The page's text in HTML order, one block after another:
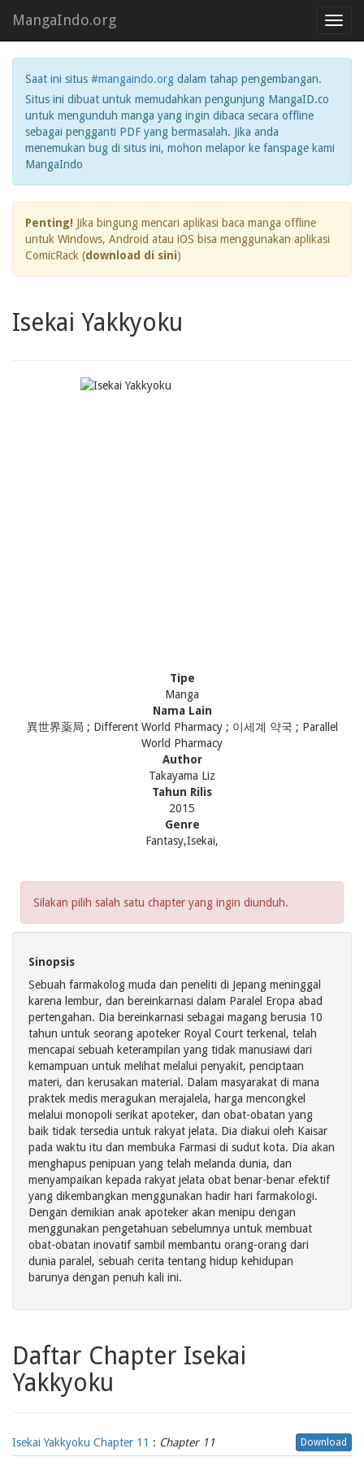
MangaIndo.org
Saat ini situs #mangaindo.org dalam tahap pengembangan.
Situs ini dibuat untuk memudahkan pengunjung MangaID.co
untuk mengunduh manga yang ingin dibaca secara offline
sebagai pengganti PDF yang bermasalah. Jika anda
menemukan bug di situs ini, mohon melapor ke fanspage kami
MangaIndo
Penting! Jika bingung mencari aplikasi baca manga offline
untuk Windows, Android atau iOS bisa menggunakan aplikasi
ComicRack (download di sini)
Isekai Yakkyoku
Tipe
Manga
Nama Lain
異世界薬局 ; Different World Pharmacy ; 이세계 약국 ; Parallel
World Pharmacy
Author
Takayama Liz
Tahun Rilis
2015
Genre
Fantasy,Isekai,
Silakan pilih salah satu chapter yang ingin diunduh.
Sinopsis
Sebuah farmakolog muda dan peneliti di Jepang meninggal
karena lembur, dan bereinkarnasi dalam Paralel Eropa abad
pertengahan. Dia bereinkarnasi sebagai magang berusia 10
tahun untuk seorang apoteker Royal Court terkenal, telah
mencapai sebuah keterampilan yang tidak manusiawi dari
kemampuan untuk melihat melalui penyakit, penciptaan
materi, dan kerusakan material. Dalam masyarakat di mana
praktek medis meragukan merajalela, harga mencongkel
melalui monopoli serikat apoteker, dan obat-obatan yang
baik tidak tersedia untuk rakyat jelata. Dia diakui oleh Kaisar
pada waktu itu dan membuka Farmasi di sudut kota. Dia akan
menghapus penipuan yang telah melanda dunia, dan
menyampaikan kepada rakyat jelata obat benar-benar efektif
yang dikembangkan menggunakan hadir hari farmakologi.
Dengan demikian anak apoteker akan menipu dengan
menggunakan pengetahuan sebelumnya untuk membuat
obat-obatan inovatif sambil membantu orang-orang dari
dunia paralel, sebuah cerita tentang hidup kehidupan
barunya dengan penuh kali ini.
Daftar Chapter Isekai
Yakkyoku
Isekai Yakkyoku Chapter 11 : Chapter 11 Download